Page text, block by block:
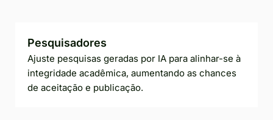
Pesquisadores
Ajuste pesquisas geradas por IA para alinhar-se à
integridade acadêmica, aumentando as chances
de aceitação e publicação.